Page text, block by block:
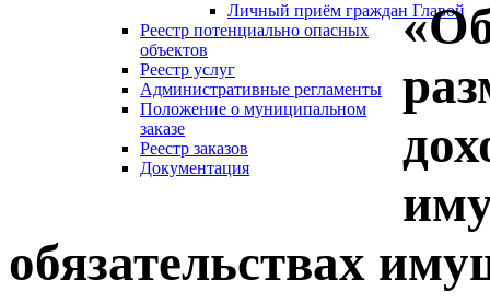
Личный приём граждан Главой
Реестр потенциально опасных
объектов
Реестр услуг
Административные регламенты
Положение о муниципальном
заказе
Реестр заказов
Документация
обязательствах